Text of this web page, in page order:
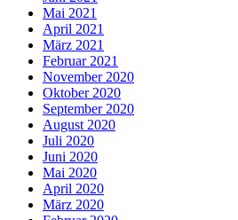
Mai 2021
April 2021
März 2021
Februar 2021
November 2020
Oktober 2020
September 2020
August 2020
Juli 2020
Juni 2020
Mai 2020
April 2020
März 2020